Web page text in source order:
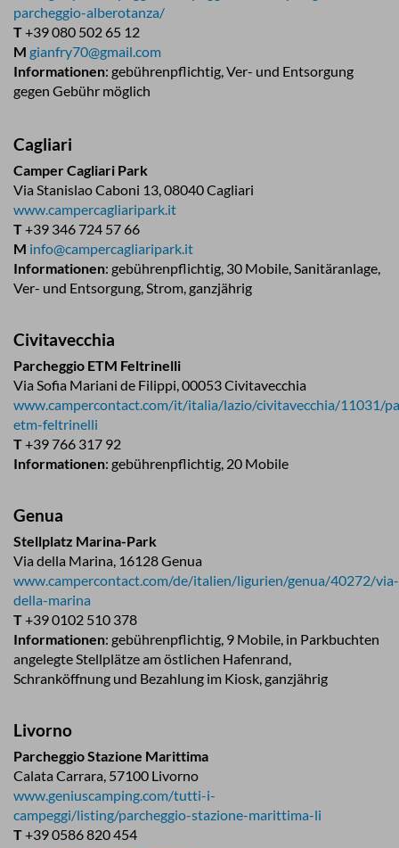
parcheggio-alberotanza/
T+39 080 502 65 12
M gianfry70@gmail.com
Informationen: gebührenpflichtig, Ver- und Entsorgung
gegen Gebühr möglich
Cagliari
Camper Cagliari Park
Via Stanislao Caboni 13, 08040 Cagliari
www.campercagliaripark.it
T+39 346 724 57 66
M info@campercagliaripark.it
Informationen: gebührenpflichtig, 30 Mobile, Sanitäranlage,
Ver- und Entsorgung, Strom, ganzjährig
Civitavecchia
Parcheggio ETM Feltrinelli
Via Sofia Mariani de Filippi, 00053 Civitavecchia
www.campercontact.com/it/italia/lazio/civitavecchia/11031/
etm-feltrinelli
T+39 766 317 92
Informationen: gebührenpflichtig, 20 Mobile
Genua
Stellplatz Marina-Park
Via della Marina, 16128 Genua
www.campercontact.com/de/italien/ligurien/genua/40272/via-
della-marina
T+39 0102 510 378
Informationen: gebührenpflichtig, 9 Mobile, in Parkbuchten
angelegte Stellplätze am östlichen Hafenrand,
Schranköffnung und Bezahlung im Kiosk, ganzjährig
Livorno
Parcheggio Stazione Marittima
Calata Carrara, 57100 Livorno
www.geniuscamping.com/tutti-i-
campeggi/listing/parcheggio-stazione-marittima-li
T+39 0586 820 454